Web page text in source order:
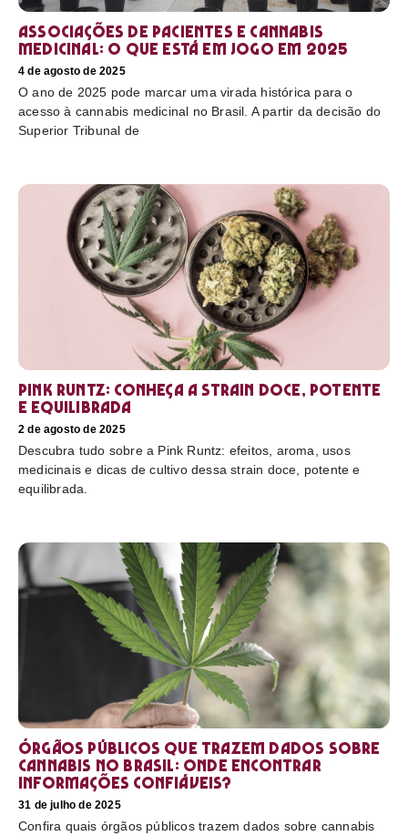
Associações de pacientes e cannabis
medicinal: o que está em jogo em 2025
4 de agosto de 2025
O ano de 2025 pode marcar uma virada histórica para o
acesso à cannabis medicinal no Brasil. A partir da decisão do
Superior Tribunal de
Pink Runtz: conheça a strain doce, potente
e equilibrada
2 de agosto de 2025
Descubra tudo sobre a Pink Runtz: efeitos, aroma, usos
medicinais e dicas de cultivo dessa strain doce, potente e
equilibrada.
Órgãos públicos que trazem dados sobre
cannabis no Brasil: onde encontrar
informações confiáveis?
31 de julho de 2025
Confira quais órgãos públicos trazem dados sobre cannabis